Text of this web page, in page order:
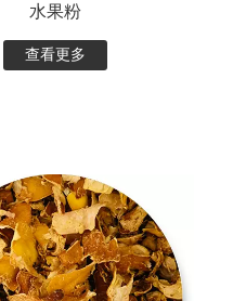
水果粉
查看更多